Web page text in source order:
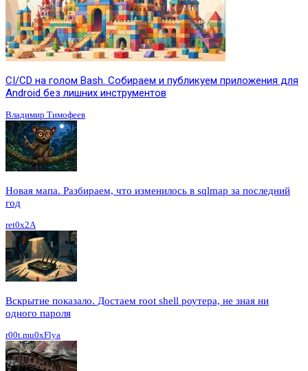
CI/CD на голом Bash. Собираем и публикуем приложения для
Android без лишних инструментов
Владимир Тимофеев
Новая мапа. Разбираем, что изменилось в sqlmap за последний
год
ret0x2A
Вскрытие показало. Достаем root shell роутера, не зная ни
одного пароля
r00t.mu0xFlya